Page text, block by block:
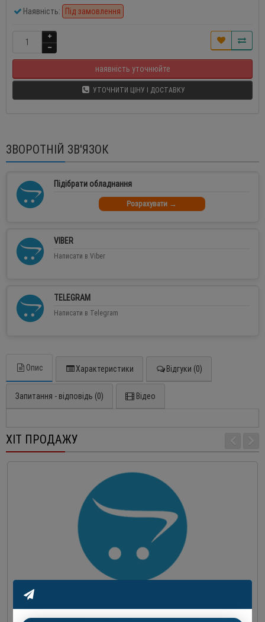
Наявність: Під замовлення
наявність уточнюйте
УТОЧНИТИ ЦІНУ І ДОСТАВКУ
ЗВОРОТНІЙ ЗВ'ЯЗОК
Підібрати обладнання
Розрахувати →
VIBER
Написати в Viber
TELEGRAM
Написати в Telegram
Опис Характеристики Відгуки (0)
Запитання - відповідь (0) Відео
ХІТ ПРОДАЖУ